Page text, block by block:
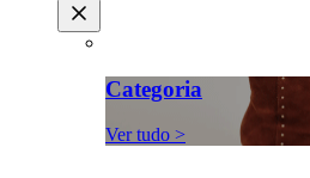
Categoria
Ver tudo >